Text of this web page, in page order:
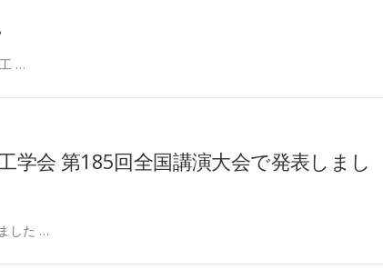
…
学会 第185回全国講演大会で発表しまし
した …